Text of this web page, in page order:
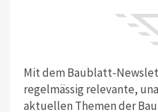
Mit dem Baublatt-
regelmässig relevante,
aktuellen Themen der